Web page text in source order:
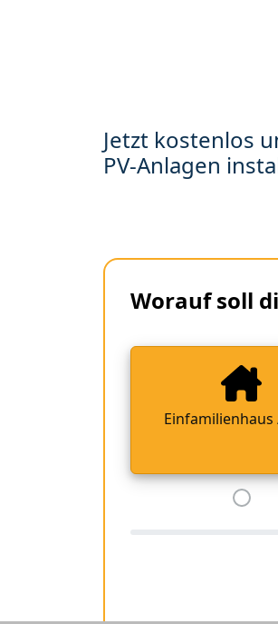
Jetzt kostenlos
PV-Anlagen
Worauf soll
Einfamilienhaus